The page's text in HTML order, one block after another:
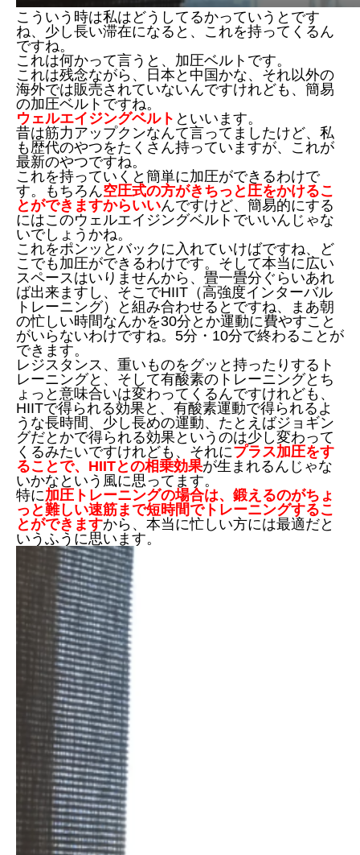
こういう時は私はどうしてるかっていうとです
ね、少し長い滞在になると、これを持ってくるん
ですね。
これは何かって言うと、加圧ベルトです。
これは残念ながら、日本と中国かな、それ以外の
海外では販売されていないんですけれども、簡易
の加圧ベルトですね。
ウェルエイジングベルト といいます。
昔は筋力アップクンなんて言ってましたけど、私
も歴代のやつをたくさん持っていますが、これが
最新のやつですね。
これを持っていくと簡単に加圧ができるわけで
す。もちろん空圧式の方がきちっと圧をかけるこ
とができますからいいんですけど、簡易的にする
にはこのウェルエイジングベルトでいいんじゃな
いでしょうかね。
これをポンッとバックに入れていけばですね、ど
こでも加圧ができるわけです。そして本当に広い
スペースはいりませんから、畳一畳分ぐらいあれ
ば出来ますし、そこでHIIT（高強度インターバル
トレーニング）と組み合わせるとですね、まあ朝
の忙しい時間なんかを30分とか運動に費やすこと
がいらないわけですね。5分・10分で終わることが
できます。
レジスタンス、重いものをグッと持ったりするト
レーニングと、そして有酸素のトレーニングとち
ょっと意味合いは変わってくるんですけれども、
HIITで得られる効果と、有酸素運動で得られるよ
うな長時間、少し長めの運動、たとえばジョギン
グだとかで得られる効果というのは少し変わって
くるみたいですけれども、それにプラス加圧をす
ることで、HIITとの相乗効果が生まれるんじゃな
いかなという風に思ってます。
特に加圧トレーニングの場合は、鍛えるのがちょ
っと難しい速筋まで短時間でトレーニングするこ
とができますから、本当に忙しい方には最適だと
いうふうに思います。